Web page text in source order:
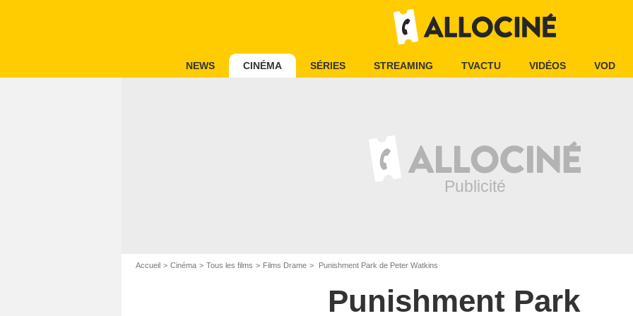
NEWS CINÉMA SÉRIES STREAMING TVACTU VIDÉOS VOD
Accueil Cinéma Tous les films Films Drame Punishment Park de Peter Watkins
Punishment Park